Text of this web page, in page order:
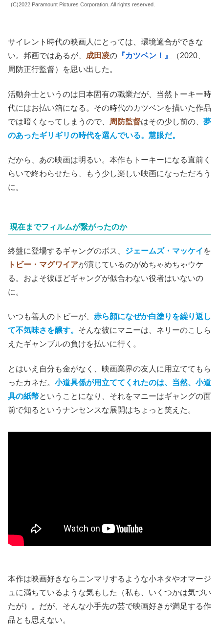
(C)2022 Paramount Pictures Corporation. All rights reserved.
サイレント時代の映画人にとっては、環境適合ができな
い。邦画ではあるが、 成田凌の 『カツベン！』
（2020、
周防正行監督）を思い出した。
活動弁士というのは日本固有の職業だが、当然トーキー時
代にはお払い箱になる。その時代のカツベンを描いた作品
では暗くなってしまうので、
周防監督はその少し前の、 夢
のあったギリギリの時代を選んでいる。慧眼だ。
だから、あの映画は明るい。本作もトーキーになる直前く
らいで終わらせたら、もう少し楽しい映画になっただろう
に。
現在までフィルムが繋がったのか
終盤に登場するギャングのボス、 ジェームズ・マッケイ を
トビー・マグワイアが演じているのがめちゃめちゃウケ
る。およそ彼ほどギャングが似合わない役者はいないの
に。
いつも善人のトビーが、 赤ら顔になぜか白塗りを繰り返し
て不気味さを醸す。 そんな彼にマニーは、ネリーのこしら
えたギャンブルの負けを払いに行く。
とはいえ自分も金がなく、映画業界の友人に用立ててもら
ったカネだ。 小道具係が用立ててくれたのは、当然、小道
具の紙幣ということになり、それをマニーはギャングの面
前で知るというナンセンスな展開はちょっと笑えた。
本作は映画好きならニンマリするような小ネタやオマージ
ュに満ちているような気もした（私も、いくつかは気づい
たが）。だが、そんな小手先の芸で映画好きが満足する作
品とも思えない。